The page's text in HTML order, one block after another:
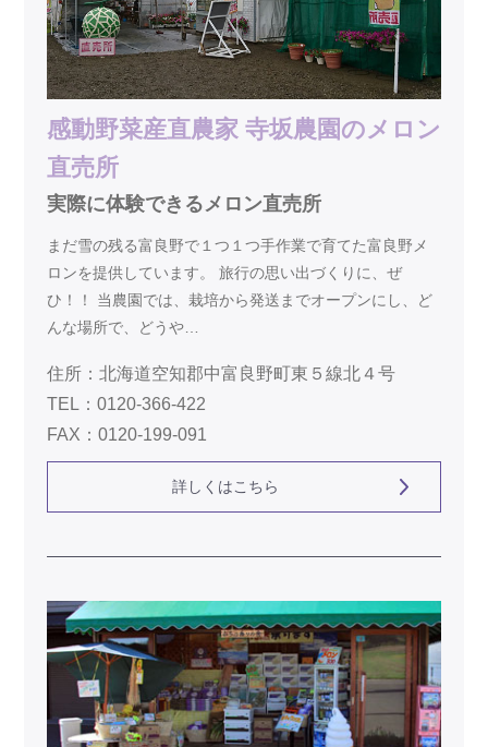
感動野菜産直農家 寺坂農園のメロン
直売所
実際に体験できるメロン直売所
まだ雪の残る富良野で１つ１つ手作業で育てた富良野メ
ロンを提供しています。 旅行の思い出づくりに、ぜ
ひ！！ 当農園では、栽培から発送までオープンにし、ど
んな場所で、どうや…
住所：北海道空知郡中富良野町東５線北４号
TEL：0120-366-422
FAX：0120-199-091
詳しくはこちら